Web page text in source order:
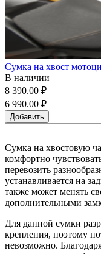
Сумка на хвост
В наличии
8 390.00 ₽
6 990.00 ₽
Добавить
Сумка на хвостовую
комфортно
перевозить
устанавливается на
также может менять
дополнительными
Для данной сумки
крепления, поэтому
невозможно.